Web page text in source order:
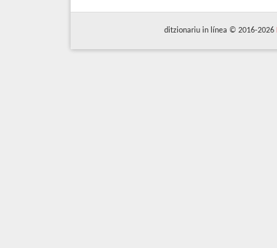
ditzionariu in línea © 2016-2026